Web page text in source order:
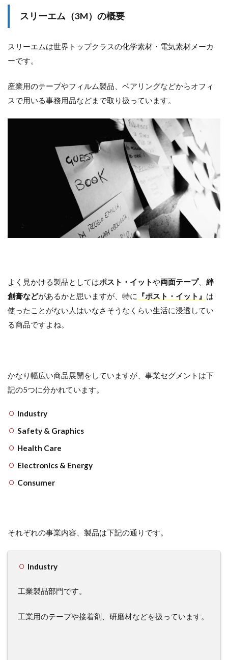
スリーエム（3M）の概要
スリーエムは世界トップクラスの化学素材・電気素材メーカ
ーです。
産業用のテープやフィルム製品、ベアリングなどからオフィ
スで用いる事務用品などまで取り扱っています。
よく見かける製品としてはポスト・イットや両面テープ、 絆
創膏などがあるかと思いますが、特に 『ポスト・イット』 は
使ったことがない人はいなさそうなくらい生活に浸透してい
る商品ですよね。
かなり幅広い商品展開をしていますが、事業セグメントは下
記の5つに分かれています。
Industry
Safety & Graphics
Health Care
Electronics & Energy
Consumer
それぞれの事業内容、製品は下記の通りです。
Industry
工業製品部門です。
工業用のテープや接着剤、研磨材などを扱っています。